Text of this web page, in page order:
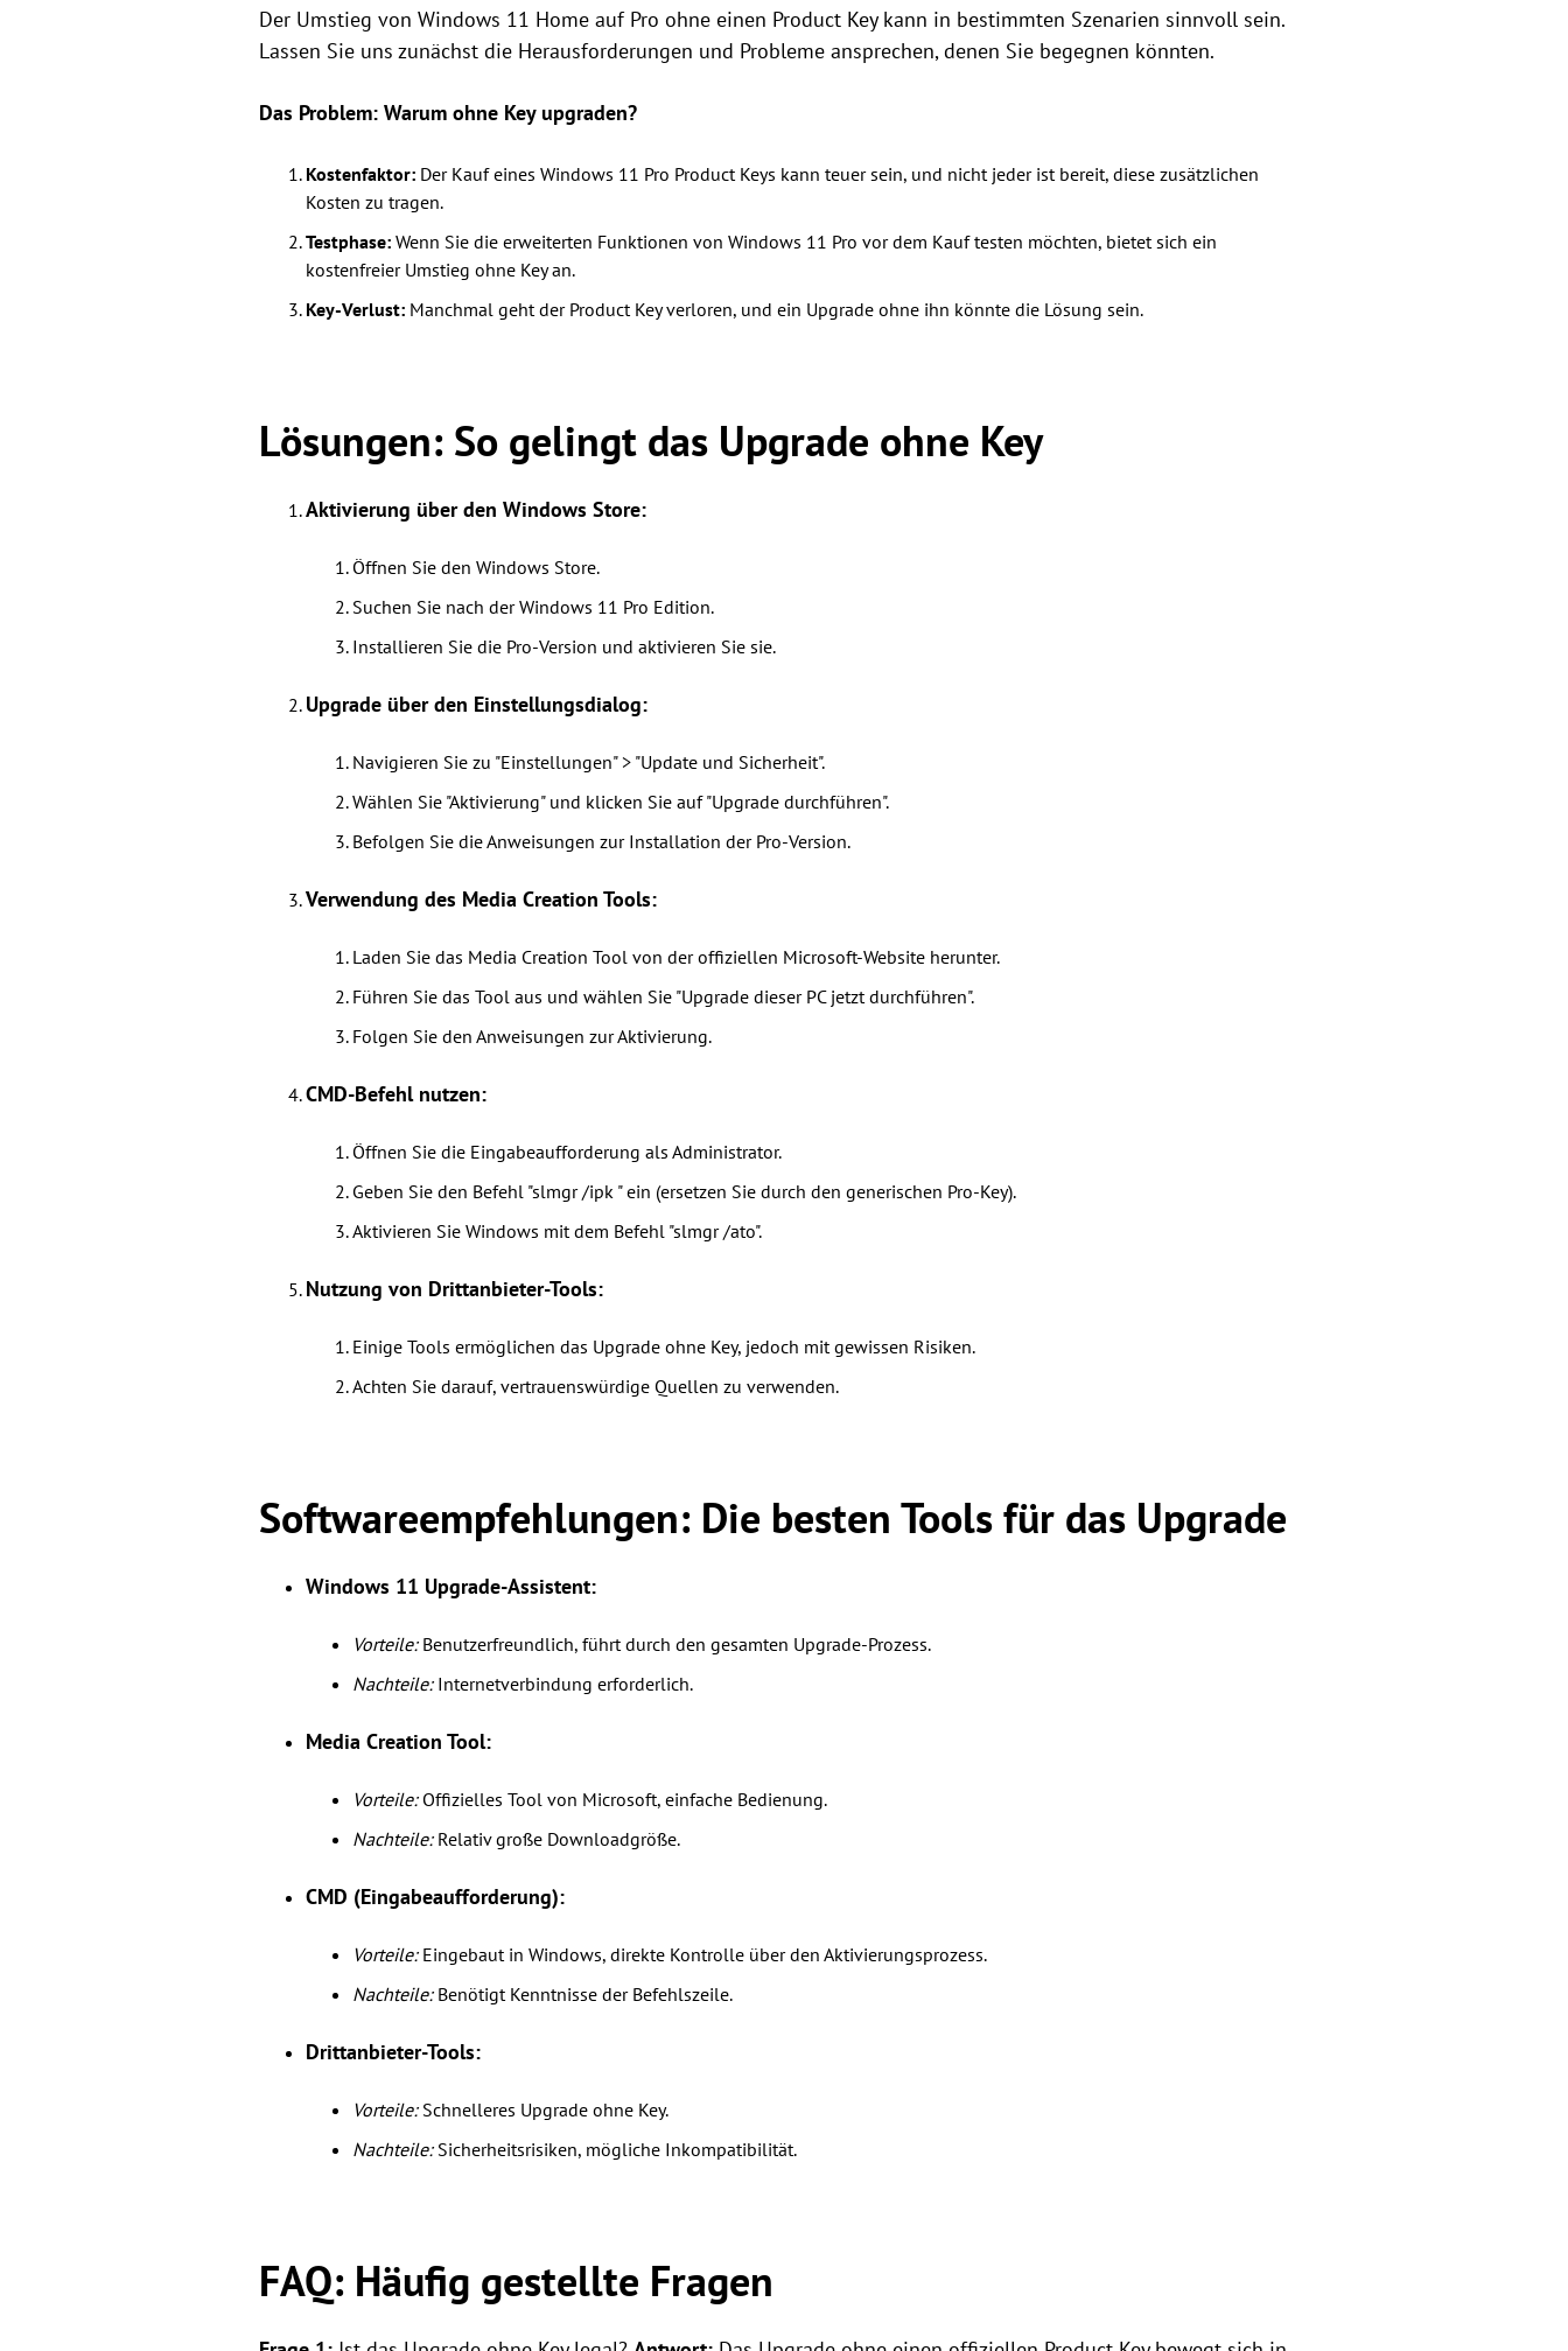
Der Umstieg von Windows 11 Home auf Pro ohne einen Product Key kann in bestimmten Szenarien sinnvoll sein.
Lassen Sie uns zunächst die Herausforderungen und Probleme ansprechen, denen Sie begegnen könnten.
Das Problem: Warum ohne Key upgraden?
Kostenfaktor: Der Kauf eines Windows 11 Pro Product Keys kann teuer sein, und nicht jeder ist bereit, diese zusätzlichen
Kosten zu tragen.
Testphase: Wenn Sie die erweiterten Funktionen von Windows 11 Pro vor dem Kauf testen möchten, bietet sich ein
kostenfreier Umstieg ohne Key an.
Key-Verlust: Manchmal geht der Product Key verloren, und ein Upgrade ohne ihn könnte die Lösung sein.
Lösungen: So gelingt das Upgrade ohne Key
Aktivierung über den Windows Store:
Öffnen Sie den Windows Store.
Suchen Sie nach der Windows 11 Pro Edition.
Installieren Sie die Pro-Version und aktivieren Sie sie.
Upgrade über den Einstellungsdialog:
Navigieren Sie zu "Einstellungen" > "Update und Sicherheit".
Wählen Sie "Aktivierung" und klicken Sie auf "Upgrade durchführen".
Befolgen Sie die Anweisungen zur Installation der Pro-Version.
Verwendung des Media Creation Tools:
Laden Sie das Media Creation Tool von der offiziellen Microsoft-Website herunter.
Führen Sie das Tool aus und wählen Sie "Upgrade dieser PC jetzt durchführen".
Folgen Sie den Anweisungen zur Aktivierung.
CMD-Befehl nutzen:
Öffnen Sie die Eingabeaufforderung als Administrator.
Geben Sie den Befehl "slmgr /ipk " ein (ersetzen Sie durch den generischen Pro-Key).
Aktivieren Sie Windows mit dem Befehl "slmgr /ato".
Nutzung von Drittanbieter-Tools:
Einige Tools ermöglichen das Upgrade ohne Key, jedoch mit gewissen Risiken.
Achten Sie darauf, vertrauenswürdige Quellen zu verwenden.
Softwareempfehlungen: Die besten Tools für das Upgrade
Windows 11 Upgrade-Assistent:
Vorteile:Benutzerfreundlich, führt durch den gesamten Upgrade-Prozess.
Nachteile:Internetverbindung erforderlich.
Media Creation Tool:
Vorteile:Offizielles Tool von Microsoft, einfache Bedienung.
Nachteile:Relativ große Downloadgröße.
CMD (Eingabeaufforderung):
Vorteile:Eingebaut in Windows, direkte Kontrolle über den Aktivierungsprozess.
Nachteile:Benötigt Kenntnisse der Befehlszeile.
Drittanbieter-Tools:
Vorteile:Schnelleres Upgrade ohne Key.
Nachteile:Sicherheitsrisiken, mögliche Inkompatibilität.
FAQ: Häufig gestellte Fragen